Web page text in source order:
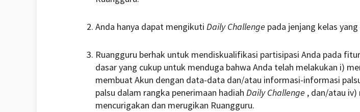
Anda hanya dapat mengikutiDaily Challenge pada jenjang kelas
Ruangguru berhak untuk mendiskualifikasi partisipasi Anda pada
dasar yang cukup untuk menduga bahwa Anda telah melakukan i)
membuat Akun dengan data-data dan/atau informasi-informasi
palsu dalam rangka penerimaan hadiahDaily Challenge , dan/atau iv)
mencurigakan dan merugikan Ruangguru.